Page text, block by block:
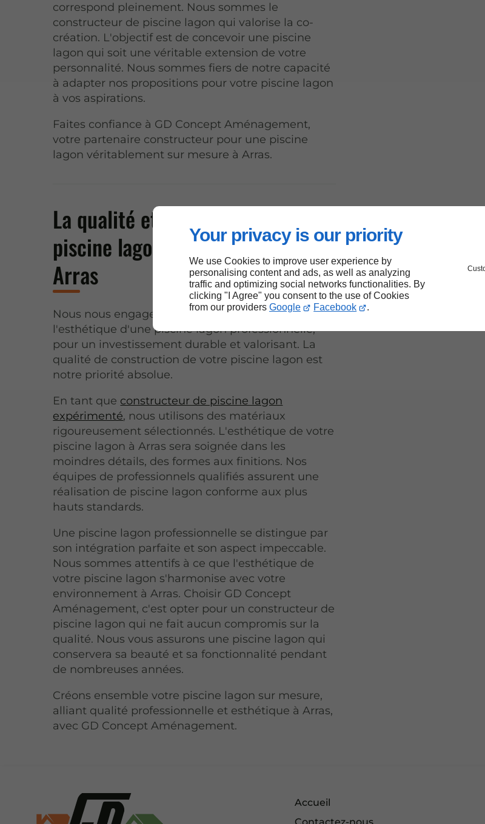
Your privacy is our priority
We use Cookies to improve user experience by
personalising content and ads, as well as analyzing
traffic and optimizing social networks functionalities. By
clicking "I Agree" you consent to the use of Cookies
from our providers Google Facebook .
correspond pleinement. Nous sommes le
constructeur de piscine lagon qui valorise la co-
création. L'objectif est de concevoir une piscine
lagon qui soit une véritable extension de votre
personnalité. Nous sommes fiers de notre capacité
à adapter nos propositions pour votre piscine lagon
à vos aspirations.
Faites confiance à GD Concept Aménagement,
votre partenaire constructeur pour une piscine
lagon véritablement sur mesure à Arras.
La qualité et l'esthétique d'une
piscine lagon professionnelle à
Arras
Nous nous engageons à vous offrir la qualité et
l'esthétique d'une piscine lagon professionnelle,
pour un investissement durable et valorisant. La
qualité de construction de votre piscine lagon est
notre priorité absolue.
En tant que constructeur de piscine lagon
expérimenté, nous utilisons des matériaux
rigoureusement sélectionnés. L'esthétique de votre
piscine lagon à Arras sera soignée dans les
moindres détails, des formes aux finitions. Nos
équipes de professionnels qualifiés assurent une
réalisation de piscine lagon conforme aux plus
hauts standards.
Une piscine lagon professionnelle se distingue par
son intégration parfaite et son aspect impeccable.
Nous sommes attentifs à ce que l'esthétique de
votre piscine lagon s'harmonise avec votre
environnement à Arras. Choisir GD Concept
Aménagement, c'est opter pour un constructeur de
piscine lagon qui ne fait aucun compromis sur la
qualité. Nous vous assurons une piscine lagon qui
conservera sa beauté et sa fonctionnalité pendant
de nombreuses années.
Créons ensemble votre piscine lagon sur mesure,
alliant qualité professionnelle et esthétique à Arras,
avec GD Concept Aménagement.
Accueil